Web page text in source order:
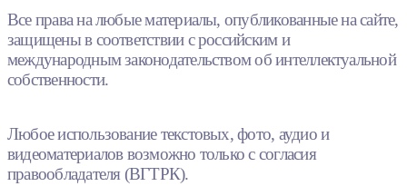
Все права на любые материалы, опубликованные на сайте,
защищены в соответствии с российским и
международным законодательством об интеллектуальной
собственности.
Любое использование текстовых, фото, аудио и
видеоматериалов возможно только с согласия
правообладателя (ВГТРК).